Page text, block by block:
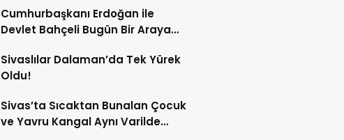
Cumhurbaşkanı Erdoğan ile
Devlet Bahçeli Bugün Bir Araya
Sivaslılar Dalaman’da Tek Yürek
Oldu!
Sivas’ta Sıcaktan Bunalan Çocuk
ve Yavru Kangal Aynı Varilde